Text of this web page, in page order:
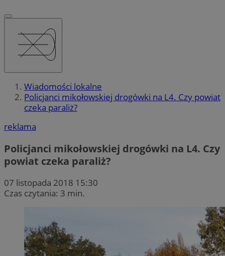
Wiadomości lokalne
Policjanci mikołowskiej drogówki na L4. Czy powiat
czeka paraliż?
reklama
Policjanci mikołowskiej drogówki na L4. Czy
powiat czeka paraliż?
07 listopada 2018 15:30
Czas czytania: 3 min.